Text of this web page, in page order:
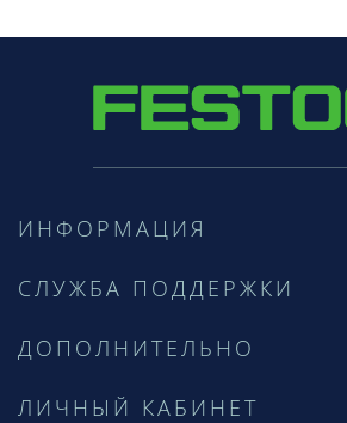
ИНФОРМАЦИЯ
СЛУЖБА ПОДДЕРЖКИ
ДОПОЛНИТЕЛЬНО
ЛИЧНЫЙ КАБИНЕТ